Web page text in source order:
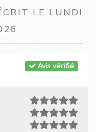
LE LUNDI
Avis vérifié